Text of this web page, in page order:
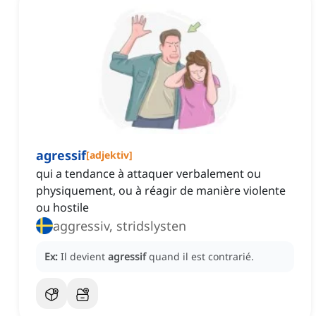
agressif[adjektiv]
qui a tendance à attaquer verbalement ou
physiquement, ou à réagir de manière violente
ou hostile
aggressiv, stridslysten
Ex: Il devient agressif quand il est contrarié.